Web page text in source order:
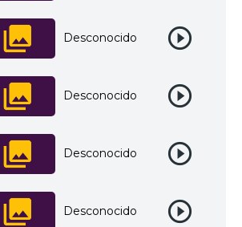
Desconocido
Desconocido
Desconocido
Desconocido